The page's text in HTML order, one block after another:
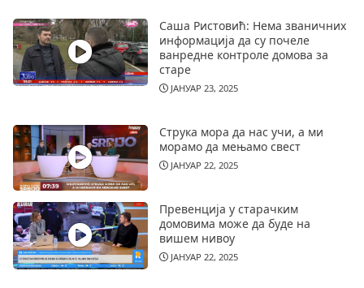
Саша Ристовић: Нема званичних
информација да су почеле
ванредне контроле домова за
старе
ЈАНУАР 23, 2025
Струка мора да нас учи, а ми
морамо да мењамо свест
ЈАНУАР 22, 2025
Превенција у старачким
домовима може да буде на
вишем нивоу
ЈАНУАР 22, 2025